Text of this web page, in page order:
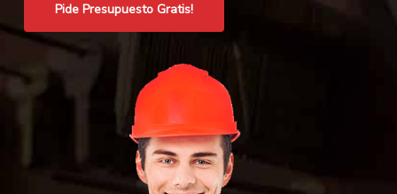
Pide Presupuesto Gratis!